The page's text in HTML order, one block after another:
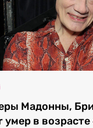
Мадонны,
умер в возрасте